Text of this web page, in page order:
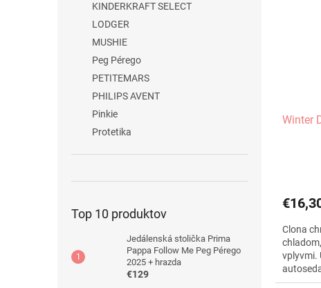
KINDERKRAFT SELECT
LODGER
MUSHIE
Peg Pérego
PETITEMARS
PHILIPS AVENT
Pinkie
Protetika
Top 10 produktov
Jedálenská stolička Prima
Pappa Follow Me Peg Pérego
2025 + hrazda
€129
Winter
Clona
vplyvmi.